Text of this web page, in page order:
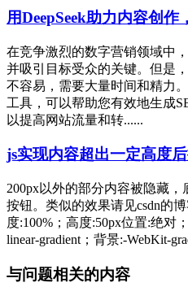
用DeepSeek助力内容创
在竞争激烈的数字营销领域中
并吸引目标受众的关键。但是
不容易，需要大量时间和精力
工具，可以帮助您有效地生成
以提高网站流量和转......
js实现内容超出一定高度
200px以外的部分内容被隐藏
按钮。类似的效果请见csdn的
度:100%；高度:50px位置:绝对
linear-gradient；背景:-WebKit-
与问题相关的内容